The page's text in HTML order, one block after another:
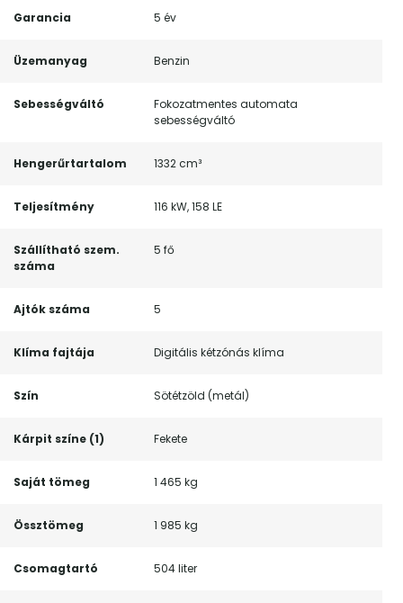
Garancia 5 év
Üzemanyag Benzin
Sebességváltó
Fokozatmentes automata
sebességváltó
Hengerűrtartalom 1332 cm³
Teljesítmény 116 kW, 158 LE
Szállítható szem.
száma
5 fő
Ajtók száma 5
Klíma fajtája Digitális kétzónás klíma
Szín Sötétzöld (metál)
Kárpit színe (1) Fekete
Saját tömeg 1 465 kg
Össztömeg 1 985 kg
Csomagtartó 504 liter